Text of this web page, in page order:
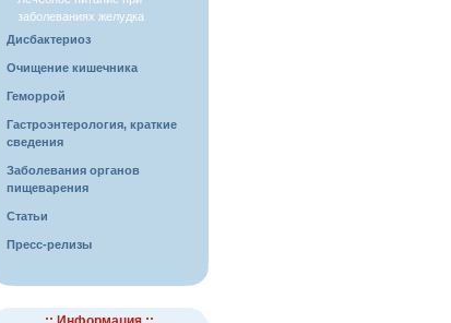
заболеваниях желудка
Дисбактериоз
Очищение кишечника
Геморрой
Гастроэнтерология, краткие
сведения
Заболевания органов
пищеварения
Статьи
Пресс-релизы